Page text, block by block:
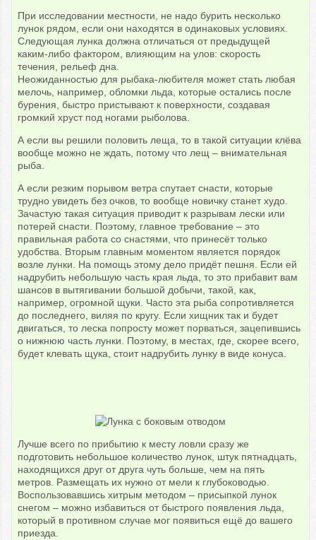
При исследовании местности, не надо бурить несколько
лунок рядом, если они находятся в одинаковых условиях.
Следующая лунка должна отличаться от предыдущей
каким-либо фактором, влияющим на улов: скорость
течения, рельеф дна.
Неожиданностью для рыбака-любителя может стать любая
мелочь, например, обломки льда, которые остались после
бурения, быстро пристывают к поверхности, создавая
громкий хруст под ногами рыболова.
А если вы решили половить леща, то в такой ситуации клёва
вообще можно не ждать, потому что лещ – внимательная
рыба.
А если резким порывом ветра спутает снасти, которые
трудно увидеть без очков, то вообще новичку станет худо.
Зачастую такая ситуация приводит к разрывам лески или
потерей снасти. Поэтому, главное требование – это
правильная работа со снастями, что принесёт только
удобства. Вторым главным моментом является порядок
возле лунки. На помощь этому дело придёт пешня. Если ей
надрубить небольшую часть края льда, то это прибавит вам
шансов в вытягивании большой добычи, такой, как,
например, огромной щуки. Часто эта рыба сопротивляется
до последнего, виляя по кругу. Если хищник так и будет
двигаться, то леска попросту может порваться, зацепившись
о нижнюю часть лунки. Поэтому, в местах, где, скорее всего,
будет клевать щука, стоит надрубить лунку в виде конуса.
Лучше всего по прибытию к месту ловли сразу же
подготовить небольшое количество лунок, штук пятнадцать,
находящихся друг от друга чуть больше, чем на пять
метров. Размещать их нужно от мели к глубоководью.
Воспользовавшись хитрым методом – присыпкой лунок
снегом – можно избавиться от быстрого появления льда,
который в противном случае мог появиться ещё до вашего
приезда.